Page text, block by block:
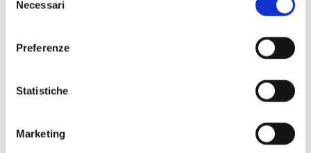
delNecessari
Preferenze
Statistiche
Marketing